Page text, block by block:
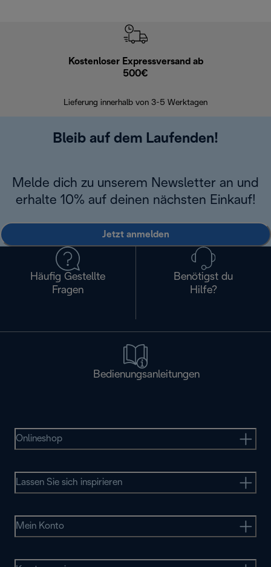
Kostenloser Expressversand ab
500€
Lieferung innerhalb von 3-5 Werktagen
Bleib auf dem Laufenden!
Melde dich zu unserem Newsletter an und
erhalte 10% auf deinen nächsten Einkauf!
Jetzt anmelden
Häufig Gestellte
Fragen
Benötigst du
Hilfe?
Bedienungsanleitungen
Onlineshop
Lassen Sie sich inspirieren
Mein Konto